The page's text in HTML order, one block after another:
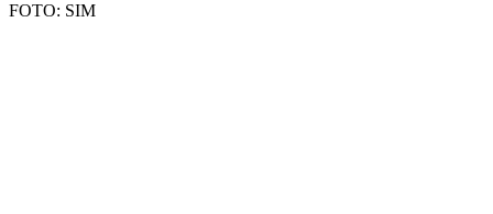
FOTO: SIM